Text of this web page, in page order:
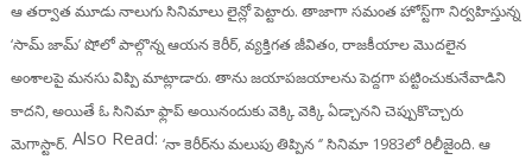
ఆ తర్వాత మూడు నాలుగు సినిమాలు లైన్లో పెట్టారు. తాజాగా సమంత హోస్ట్‌గా నిర్వహిస్తున్న
‘సామ్‌ జామ్‌’ షోలో పాల్గొన్న ఆయన కెరీర్‌, వ్యక్తిగత జీవితం, రాజకీయాల మొదలైన
అంశాలపై మనసు విప్పి మాట్లాడారు. తాను జయాపజయాలను పెద్దగా పట్టించుకునేవాడిని
కాదని, అయితే ఓ సినిమా ఫ్లాప్ అయినందుకు వెక్కి వెక్కి ఏడ్చానని చెప్పుకొచ్చారు
మెగాస్టార్. Also Read: ‘నా కెరీర్‌ను మలుపు తిప్పిన ‘’ సినిమా 1983లో రిలీజైంది. ఆ